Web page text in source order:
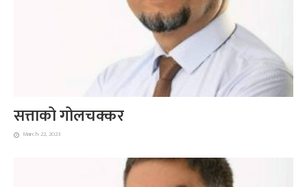
सत्ताको गोलचक्कर
March 22, 2023